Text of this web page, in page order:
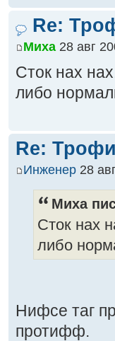
Re:
Миха 28 авг
Сток нах
либо
Re:
Инженер 28
Миха
Сток нах
либо
Нифсе таг
протифф.